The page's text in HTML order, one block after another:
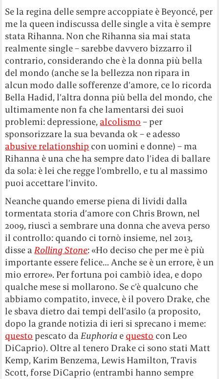
Se la regina delle sempre accoppiate è Beyoncé, per
me la queen indiscussa delle single a vita è sempre
stata Rihanna. Non che Rihanna sia mai stata
realmente single – sarebbe davvero bizzarro il
contrario, considerando che è la donna più bella
del mondo (anche se la bellezza non ripara in
alcun modo dalle sofferenze d’amore, ce lo ricorda
Bella Hadid, l’altra donna più bella del mondo, che
ultimamente non fa che lamentarsi dei suoi
problemi: depressione, alcolismo – per
sponsorizzare la sua bevanda ok – e adesso
abusive relationship con uomini e donne) – ma
Rihanna è una che ha sempre dato l’idea di ballare
da sola: è lei che regge l’ombrello, e tu al massimo
puoi accettare l’invito.
Neanche quando emerse piena di lividi dalla
tormentata storia d’amore con Chris Brown, nel
2009, riuscì a sembrare una donna che aveva perso
il controllo: quando ci tornò insieme, nel 2013,
disse aRolling Stone: «Ho deciso che per me è più
importante essere felice… Anche se è un errore, è un
mio errore». Per fortuna poi cambiò idea, e dopo
qualche mese si mollarono. Se c’è qualcuno che
abbiamo compatito, invece, è il povero Drake, che
le sbava dietro dai tempi dell’asilo (a proposito,
dopo la grande notizia di ieri si sprecano i meme:
questo pescato daEuphoria e questo con Leo
DiCaprio). Oltre al tenero Drake ci sono stati Matt
Kemp, Karim Benzema, Lewis Hamilton, Travis
Scott, forse DiCaprio (entrambi hanno sempre